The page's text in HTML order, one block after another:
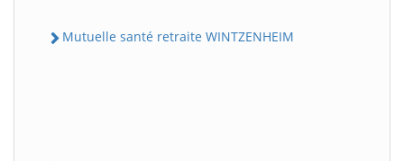
Mutuelle santé retraite WINTZENHEIM